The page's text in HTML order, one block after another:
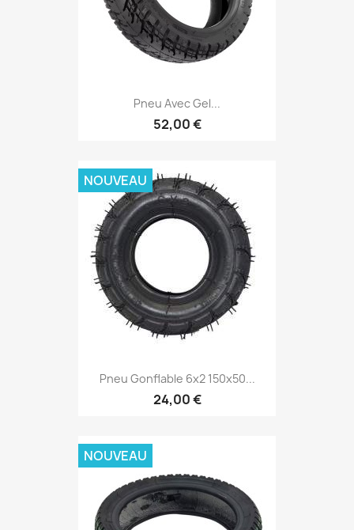
Pneu Avec Gel...
52,00 €
Pneu Gonflable 6x2 150x50...
24,00 €
NOUVEAU
NOUVEAU